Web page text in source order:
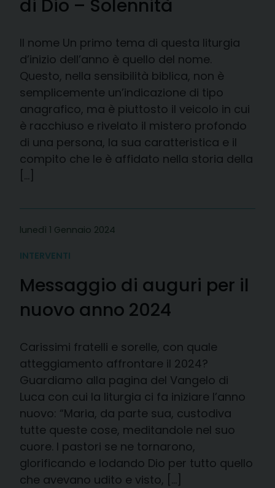
di Dio – Solennità
Il nome Un primo tema di questa liturgia
d’inizio dell’anno è quello del nome.
Questo, nella sensibilità biblica, non è
semplicemente un’indicazione di tipo
anagrafico, ma è piuttosto il veicolo in cui
è racchiuso e rivelato il mistero profondo
di una persona, la sua caratteristica e il
compito che le è affidato nella storia della
[…]
lunedì 1 Gennaio 2024
INTERVENTI
Messaggio di auguri per il
nuovo anno 2024
Carissimi fratelli e sorelle, con quale
atteggiamento affrontare il 2024?
Guardiamo alla pagina del Vangelo di
Luca con cui la liturgia ci fa iniziare l’anno
nuovo: “Maria, da parte sua, custodiva
tutte queste cose, meditandole nel suo
cuore. I pastori se ne tornarono,
glorificando e lodando Dio per tutto quello
che avevano udito e visto, […]